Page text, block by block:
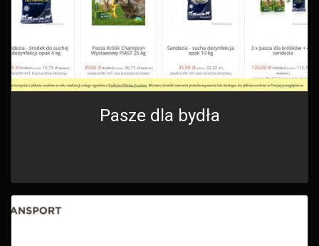
Pasze dla bydła